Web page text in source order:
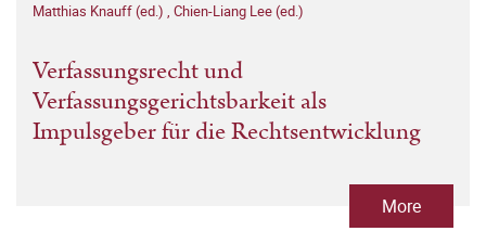
Matthias Knauff (ed.) , Chien-Liang Lee (ed.)
Verfassungsrecht und
Verfassungsgerichtsbarkeit als
Impulsgeber für die Rechtsentwicklung
More